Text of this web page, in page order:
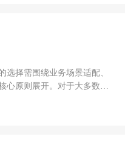
选择需围绕‌业务场景适配、
心原则展开。对于大多数商